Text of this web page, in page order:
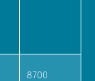
8700